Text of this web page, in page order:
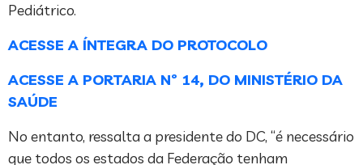
Pediátrico.
ACESSE A ÍNTEGRA DO PROTOCOLO
ACESSE A PORTARIA Nº 14, DO MINISTÉRIO DA
SAÚDE
No entanto, ressalta a presidente do DC, “é necessário
que todos os estados da Federação tenham